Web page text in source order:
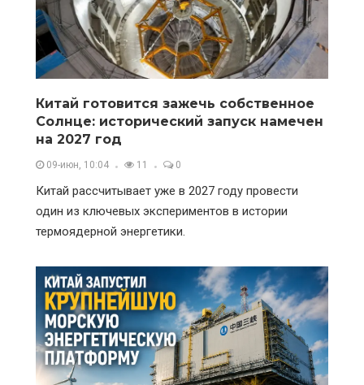
Китай готовится зажечь собственное
Солнце: исторический запуск намечен
на 2027 год
09-июн, 10:04 11 0
Китай рассчитывает уже в 2027 году провести
один из ключевых экспериментов в истории
термоядерной энергетики.